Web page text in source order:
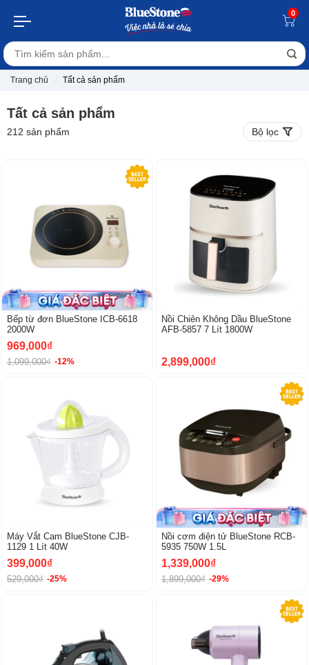
0
Trang chủ Tất cả sản phẩm
Tất cả sản phẩm
212 sản phẩm Bộ lọc
Bếp từ đơn BlueStone ICB-6618
2000W
969,000₫
1,099,000₫ -12%
Nồi Chiên Không Dầu BlueStone
AFB-5857 7 Lít 1800W
2,899,000₫
Máy Vắt Cam BlueStone CJB-
1129 1 Lít 40W
399,000₫
529,000₫ -25%
Nồi cơm điện tử BlueStone RCB-
5935 750W 1.5L
1,339,000₫
1,899,000₫ -29%